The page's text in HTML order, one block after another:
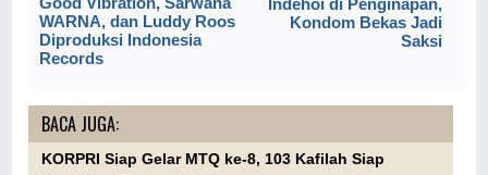
WARNA, dan Luddy Roos
Diproduksi Indonesia
Records
Indehoi di Penginapan,
Kondom Bekas Jadi
Saksi
BACA JUGA:
KORPRI Siap Gelar MTQ ke-8, 103 Kafilah Siap